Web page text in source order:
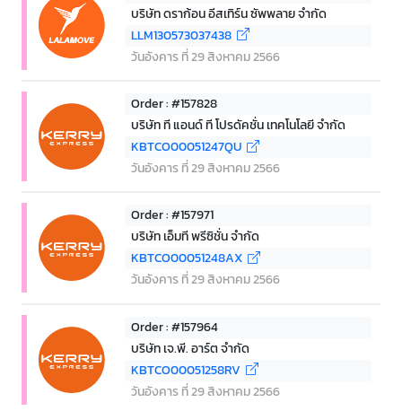
บริษัท ดราก้อน อีสเทิร์น ซัพพลาย จำกัด
LLM130573037438
วันอังคาร ที่ 29 สิงหาคม 2566
Order : #157828
บริษัท ที แอนด์ ที โปรดัคชั่น เทคโนโลยี จำกัด
KBTCO00051247QU
วันอังคาร ที่ 29 สิงหาคม 2566
Order : #157971
บริษัท เอ็มที พรีซิชั่น จำกัด
KBTCO00051248AX
วันอังคาร ที่ 29 สิงหาคม 2566
Order : #157964
บริษัท เจ.พี. อาร์ต จำกัด
KBTCO00051258RV
วันอังคาร ที่ 29 สิงหาคม 2566